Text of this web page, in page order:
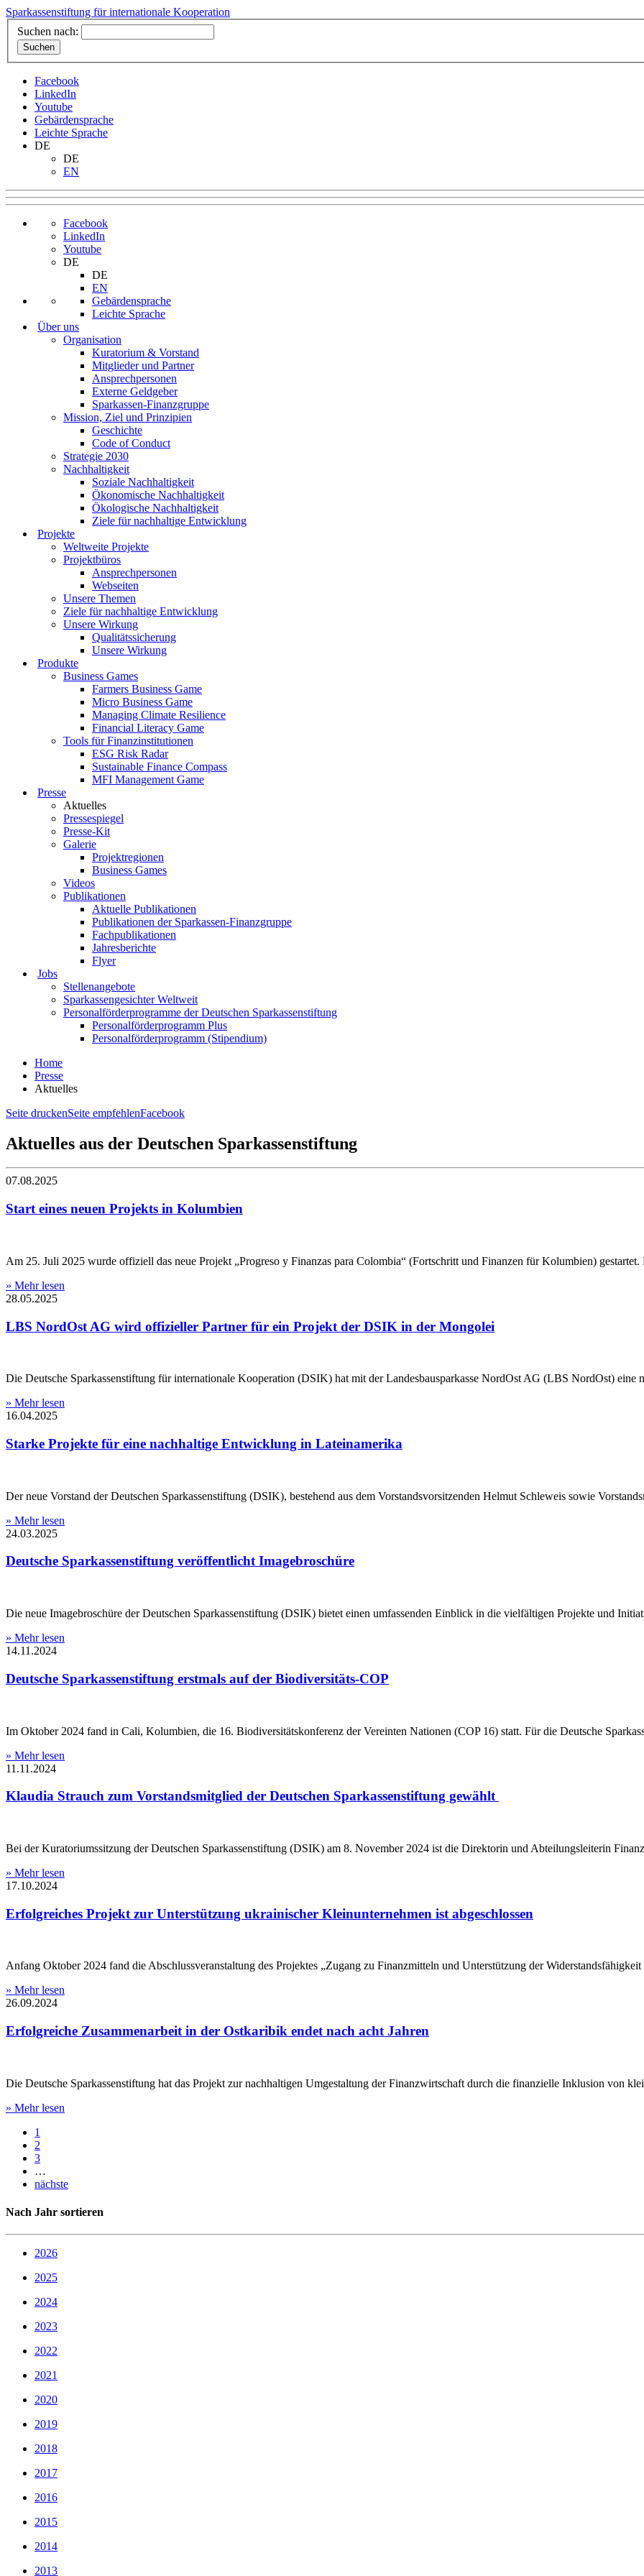
Sparkassenstiftung für internationale Kooperation
Suchen nach:
Facebook
LinkedIn
Youtube
Gebärdensprache
Leichte Sprache
DE
DE
EN
Facebook
LinkedIn
Youtube
DE
DE
EN
Gebärdensprache
Leichte Sprache
Über uns
Organisation
Kuratorium & Vorstand
Mitglieder und Partner
Ansprechpersonen
Externe Geldgeber
Sparkassen-Finanzgruppe
Mission, Ziel und Prinzipien
Geschichte
Code of Conduct
Strategie 2030
Nachhaltigkeit
Soziale Nachhaltigkeit
Ökonomische Nachhaltigkeit
Ökologische Nachhaltigkeit
Ziele für nachhaltige Entwicklung
Projekte
Weltweite Projekte
Projektbüros
Ansprechpersonen
Webseiten
Unsere Themen
Ziele für nachhaltige Entwicklung
Unsere Wirkung
Qualitätssicherung
Unsere Wirkung
Produkte
Business Games
Farmers Business Game
Micro Business Game
Managing Climate Resilience
Financial Literacy Game
Tools für Finanzinstitutionen
ESG Risk Radar
Sustainable Finance Compass
MFI Management Game
Presse
Aktuelles
Pressespiegel
Presse-Kit
Galerie
Projektregionen
Business Games
Videos
Publikationen
Aktuelle Publikationen
Publikationen der Sparkassen-Finanzgruppe
Fachpublikationen
Jahresberichte
Flyer
Jobs
Stellenangebote
Sparkassengesichter Weltweit
Personalförderprogramme der Deutschen Sparkassenstiftung
Personalförderprogramm Plus
Personalförderprogramm (Stipendium)
Home
Presse
Aktuelles
Seite druckenSeite empfehlenFacebook
Aktuelles aus der Deutschen Sparkassenstiftung
07.08.2025
Start eines neuen Projekts in Kolumbien
Am 25. Juli 2025 wurde offiziell das neue Projekt „Progreso y Finanzas para Colombia“ (Fortschritt und Finanzen für Kolumbien)
» Mehr lesen
28.05.2025
LBS NordOst AG wird offizieller Partner für ein Projekt der DSIK in der Mongolei
Die Deutsche Sparkassenstiftung für internationale Kooperation (DSIK) hat mit der Landesbausparkasse NordOst AG (LBS NordOst) eine
» Mehr lesen
16.04.2025
Starke Projekte für eine nachhaltige Entwicklung in Lateinamerika
Der neue Vorstand der Deutschen Sparkassenstiftung (DSIK), bestehend aus dem Vorstandsvorsitzenden Helmut Schleweis sowie
» Mehr lesen
24.03.2025
Deutsche Sparkassenstiftung veröffentlicht Imagebroschüre
Die neue Imagebroschüre der Deutschen Sparkassenstiftung (DSIK) bietet einen umfassenden Einblick in die vielfältigen Projekte und
» Mehr lesen
14.11.2024
Deutsche Sparkassenstiftung erstmals auf der Biodiversitäts-COP
Im Oktober 2024 fand in Cali, Kolumbien, die 16. Biodiversitätskonferenz der Vereinten Nationen (COP 16) statt. Für die Deutsche
» Mehr lesen
11.11.2024
Klaudia Strauch zum Vorstandsmitglied der Deutschen Sparkassenstiftung gewählt
Bei der Kuratoriumssitzung der Deutschen Sparkassenstiftung (DSIK) am 8. November 2024 ist die Direktorin und Abteilungsleiterin
» Mehr lesen
17.10.2024
Erfolgreiches Projekt zur Unterstützung ukrainischer Kleinunternehmen ist abgeschlossen
Anfang Oktober 2024 fand die Abschlussveranstaltung des Projektes „Zugang zu Finanzmitteln und Unterstützung der
» Mehr lesen
26.09.2024
Erfolgreiche Zusammenarbeit in der Ostkaribik endet nach acht Jahren
Die Deutsche Sparkassenstiftung hat das Projekt zur nachhaltigen Umgestaltung der Finanzwirtschaft durch die finanzielle Inklusion von
» Mehr lesen
1
2
3
…
nächste
Nach Jahr sortieren
2026
2025
2024
2023
2022
2021
2020
2019
2018
2017
2016
2015
2014
2013